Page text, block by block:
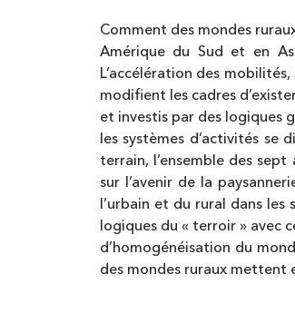
Comment des mondes
Amérique du Sud et en
L’accélération des
modifient les cadres
et investis par des logiques
les systèmes d’activités se
terrain, l’ensemble des
sur l’avenir de la
l’urbain et du rural dans
logiques du « terroir » avec
d’homogénéisation du
des mondes ruraux mettent